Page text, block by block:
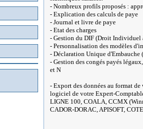
- Nombreux profils proposés :
- Explication des calculs de paye
- Journal et livre de paye
- Etat des charges
- Gestion du DIF (Droit Individuel
- Personnalisation des modèles
- Déclaration Unique d'Embauche
- Gestion des congés payés
et N
- Export des données au format
logiciel de votre Expert-
LIGNE 100, COALA, CCMX
CADOR-DORAC, APISOFT,